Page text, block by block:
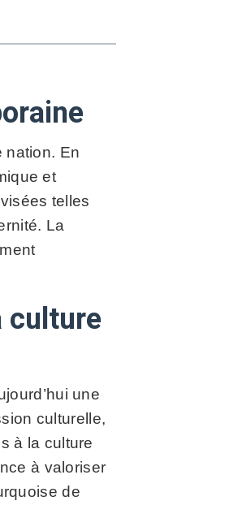
nation. En
et
telles
La
culture
une
culturelle,
à la culture
à valoriser
de